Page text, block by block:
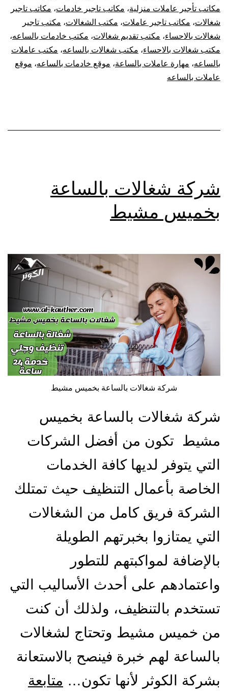
مكاتب تأجير عاملات منزلية، مكاتب تاجير خادمات، مكاتب تاجير
شغالات، مكاتب تاجير عاملات، مكتب الشغالات، مكتب تاجير
شغالات بالاحساء، مكتب تقديم شغالات، مكتب خادمات بالساعه،
مكتب شغالات بالاحساء، مكتب شغالات بالساعه، مكتب عاملات
بالساعه، مهارة عاملات بالساعة، موقع خادمات بالساعه، موقع
عاملات بالساعه
شركة شغالات بالساعة
بخميس مشيط
شركة شغالات بالساعة بخميس مشيط
شركة شغالات بالساعة بخميس
مشيط تكون من أفضل الشركات
التي يتوفر لديها كافة الخدمات
الخاصة بأعمال التنظيف حيث تمتلك
الشركة فريق كامل من الشغالات
التي يمتازوا بخبرتهم الطويلة
بالإضافة لمواكبتهم للتطور
واعتمادهم على أحدث الأساليب التي
تستخدم بالتنظيف، ولذلك أن كنت
من خميس مشيط وتحتاج لشغالات
بالساعة لهم خبرة فينصح بالاستعانة
بشركة الكوثر لأنها تكون… متابعة